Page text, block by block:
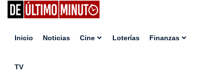
Inicio Noticias Cine Loterías Finanzas
TV